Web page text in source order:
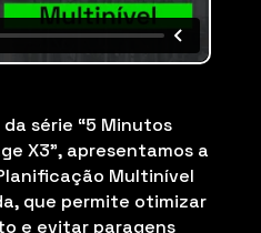
série “5 Minutos
X3”, apresentamos a
Multinível
que permite otimizar
e evitar paragens